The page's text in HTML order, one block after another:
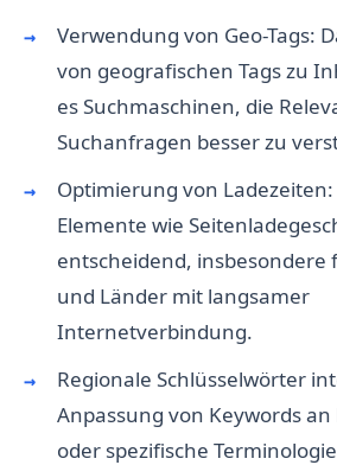
Verwendung von Geo-Tags:
von geografischen Tags zu
es Suchmaschinen, die
Suchanfragen besser zu
Optimierung von Ladezeiten:
Elemente wie
entscheidend, insbesondere
und Länder mit langsamer
Internetverbindung.
Regionale Schlüsselwörter
Anpassung von Keywords
oder spezifische